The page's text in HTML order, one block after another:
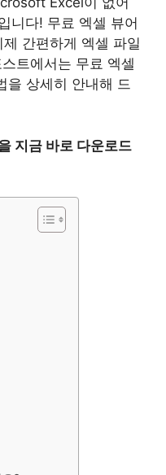
니다! 무료 엑셀 뷰어
간편하게 엑셀 파일
트에서는 무료 엑셀
을 상세히 안내해 드
지금 바로 다운로드